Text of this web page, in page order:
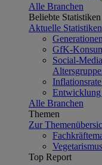
Alle Branchen
Beliebte Statistiken
Aktuelle Statistiken
GfK-
Social-
Entwicklung
Alle Branchen
Themen
Zur
Top Report